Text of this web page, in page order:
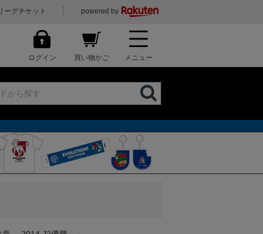
ーグチケット powered by
ログイン 買い物かご メニュー